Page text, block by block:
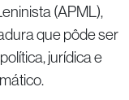
(APML),
que pôde ser
jurídica e